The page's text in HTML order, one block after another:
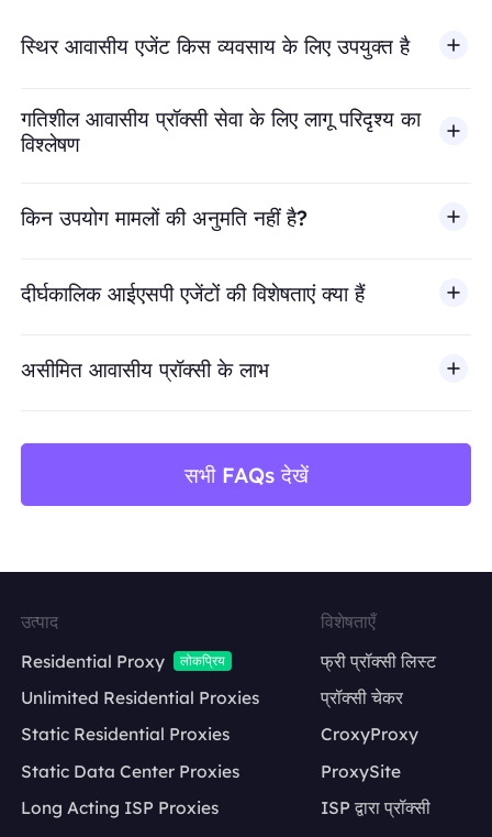
स्थिर आवासीय एजेंट किस व्यवसाय के लिए उपयुक्त है
गतिशील आवासीय प्रॉक्सी सेवा के लिए लागू परिदृश्य का
विश्लेषण
किन उपयोग मामलों की अनुमति नहीं है?
BestProxy धोखाधड़ी, स्पैम, नकली एंगेजमेंट, क्रेडेंशियल दुरुपयोग,
दीर्घकालिक आईएसपी एजेंटों की विशेषताएं क्या हैं
असीमित आवासीय प्रॉक्सी के लाभ
सभी FAQs देखें
उत्पाद
Residential Proxy
लोकप्रिय
Unlimited Residential Proxies
Static Residential Proxies
Static Data Center Proxies
Long Acting ISP Proxies
विशेषताएँ
फ्री प्रॉक्सी लिस्ट
प्रॉक्सी चेकर
CroxyProxy
ProxySite
ISP द्वारा प्रॉक्सी